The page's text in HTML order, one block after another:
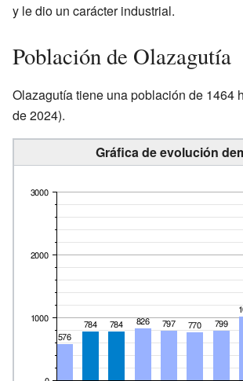
y le dio un carácter industrial.
Población de Olazagutía
Olazagutía tiene una población de 1464
de 2024).
Gráfica de evolución